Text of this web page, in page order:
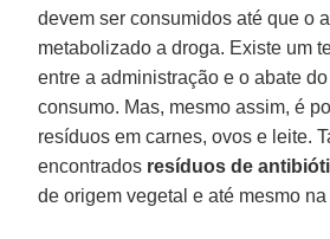
devem ser consumidos até que o
metabolizado a droga. Existe um
entre a administração e o abate
consumo. Mas, mesmo assim, é
resíduos em carnes, ovos e leite.
encontrados resíduos de
de origem vegetal e até mesmo